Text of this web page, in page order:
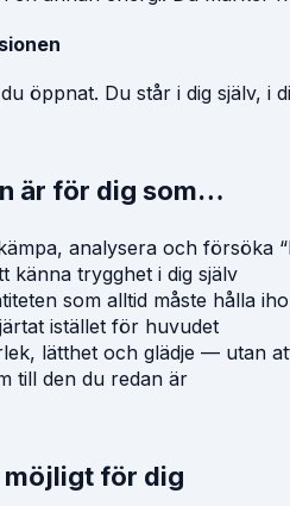
öppnat. Du står i dig själv,
är för dig som…
analysera och försöka
känna trygghet i dig själv
som alltid måste hålla
istället för huvudet
lätthet och glädje — utan
till den du redan är
möjligt för dig